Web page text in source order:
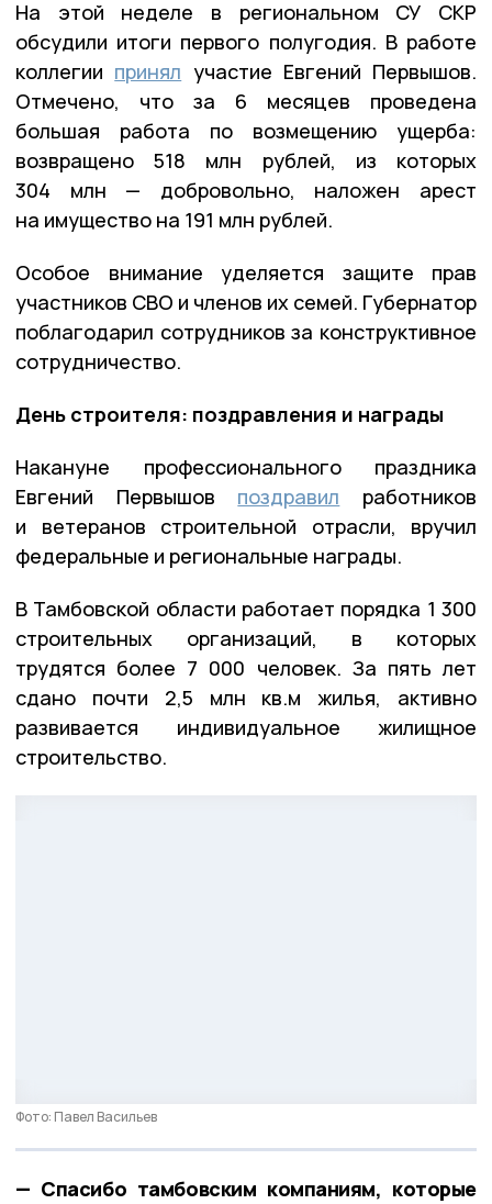
На этой неделе в региональном СУ СКР
обсудили итоги первого полугодия. В работе
коллегии принял участие Евгений Первышов.
Отмечено, что за 6 месяцев проведена
большая работа по возмещению ущерба:
возвращено 518 млн рублей, из которых
304 млн — добровольно, наложен арест
на имущество на 191 млн рублей.
Особое внимание уделяется защите прав
участников СВО и членов их семей. Губернатор
поблагодарил сотрудников за конструктивное
сотрудничество.
День строителя: поздравления и награды
Накануне профессионального праздника
Евгений Первышов поздравил работников
и ветеранов строительной отрасли, вручил
федеральные и региональные награды.
В Тамбовской области работает порядка 1 300
строительных организаций, в которых
трудятся более 7 000 человек. За пять лет
сдано почти 2,5 млн кв.м жилья, активно
развивается индивидуальное жилищное
строительство.
Фото: Павел Васильев
— Спасибо тамбовским компаниям, которые